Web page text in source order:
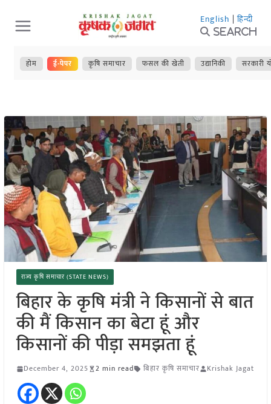
Skip
to
content
English | हिन्दी
Search
होम ई-पेपर कृषि समाचार फसल की खेती उद्यानिकी सरकारी
राज्य कृषि समाचार (STATE NEWS)
बिहार के कृषि मंत्री ने किसानों से बात
की मैं किसान का बेटा हूं और
किसानों की पीड़ा समझता हूं
December 4, 2025 2 min read बिहार कृषि समाचार Krishak Jagat